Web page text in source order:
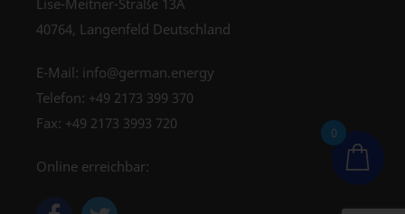
40764, Langenfeld Deutschland
E-Mail: info@german.energy
Telefon: +49 2173 399 370
Fax: +49 2173 3993 720
Online erreichbar:
0